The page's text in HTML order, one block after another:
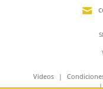
Videos